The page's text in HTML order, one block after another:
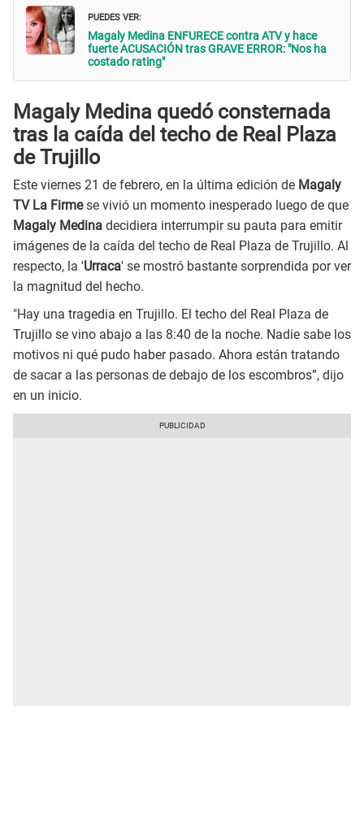
PUEDES VER:
Magaly Medina ENFURECE contra ATV y hace
fuerte ACUSACIÓN tras GRAVE ERROR: "Nos ha
costado rating"
Magaly Medina quedó consternada
tras la caída del techo de Real Plaza
de Trujillo
Este viernes 21 de febrero, en la última edición de Magaly
TV La Firmese vivió un momento inesperado luego de que
Magaly Medina decidiera interrumpir su pauta para emitir
imágenes de la caída del techo de Real Plaza de Trujillo. Al
respecto, la 'Urraca' se mostró bastante sorprendida por ver
la magnitud del hecho.
"Hay una tragedia en Trujillo. El techo del Real Plaza de
Trujillo se vino abajo a las 8:40 de la noche. Nadie sabe los
motivos ni qué pudo haber pasado. Ahora están tratando
de sacar a las personas de debajo de los escombros”, dijo
en un inicio.